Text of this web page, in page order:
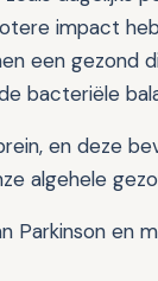
impact
een gezond
bacteriële
en deze
algehele
en